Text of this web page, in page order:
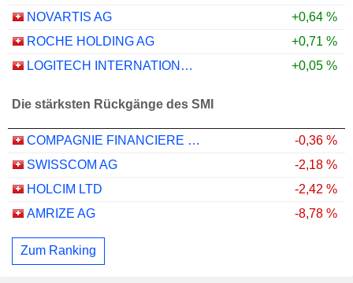
NOVARTIS AG
+0,64 %
ROCHE HOLDING AG
+0,71 %
LOGITECH INTERNATIONAL S.A.
+0,05 %
Die stärksten Rückgänge des SMI
COMPAGNIE FINANCIERE RICHEMONT
-0,36 %
SWISSCOM AG
-2,18 %
HOLCIM LTD
-2,42 %
AMRIZE AG
-8,78 %
Zum Ranking